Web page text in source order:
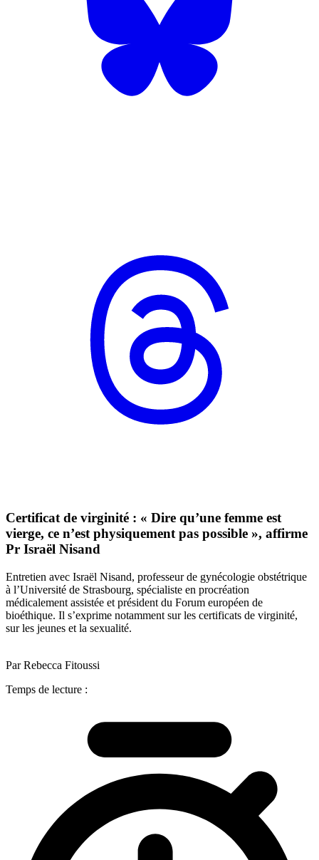
Certificat de virginité : « Dire qu’une femme est
vierge, ce n’est physiquement pas possible », affirme
Pr Israël Nisand
Entretien avec Israël Nisand, professeur de gynécologie obstétrique
à l’Université de Strasbourg, spécialiste en procréation
médicalement assistée et président du Forum européen de
bioéthique. Il s’exprime notamment sur les certificats de virginité,
sur les jeunes et la sexualité.
Par Rebecca Fitoussi
Temps de lecture :